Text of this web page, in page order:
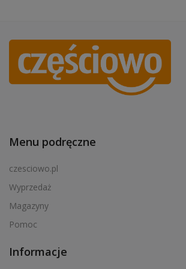
Menu podręczne
czesciowo.pl
Wyprzedaż
Magazyny
Pomoc
Informacje